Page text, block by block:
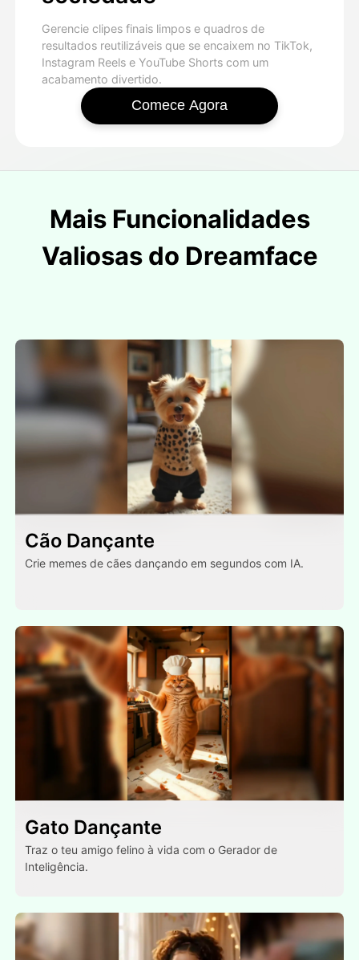
Gerencie clipes finais limpos e quadros de
resultados reutilizáveis que se encaixem no TikTok,
Instagram Reels e YouTube Shorts com um
acabamento divertido.
Comece Agora
Mais Funcionalidades
Valiosas do Dreamface
Cão Dançante
Crie memes de cães dançando em segundos com IA.
Gato Dançante
Traz o teu amigo felino à vida com o Gerador de
Inteligência.